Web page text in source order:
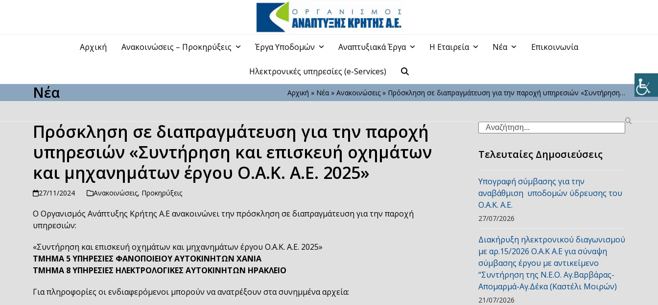
Αρχική
Ανακοινώσεις – Προκηρύξεις Έργα Υποδομών Αναπτυξιακά Έργα Η Εταιρεία Νέα Επικοινωνία
Ηλεκτρονικές υπηρεσίες (e-Services)
Νέα Αρχική » Νέα» Ανακοινώσεις» Πρόσκληση σε διαπραγμάτευση για την παροχή υπηρεσιών «Συντήρηση…
Πρόσκληση σε διαπραγμάτευση για την παροχή
υπηρεσιών «Συντήρηση και επισκευή οχημάτων
και μηχανημάτων έργου Ο.Α.Κ. Α.Ε. 2025»
27/11/2024 Ανακοινώσεις, Προκηρύξεις
Ο Οργανισμός Ανάπτυξης Κρήτης Α.Ε ανακοινώνει την πρόσκληση σε διαπραγμάτευση για την παροχή
υπηρεσιών:
«Συντήρηση και επισκευή οχημάτων και μηχανημάτων έργου Ο.Α.Κ. Α.Ε. 2025»
ΤΜΗΜΑ 5 ΥΠΗΡΕΣΙΕΣ ΦΑΝΟΠΟΙΕΙΟΥ ΑΥΤΟΚΙΝΗΤΩΝ ΧΑΝΙΑ
ΤΜΗΜΑ 8 ΥΠΗΡΕΣΙΕΣ ΗΛΕΚΤΡΟΛΟΓΙΚΕΣ ΑΥΤΟΚΙΝΗΤΩΝ ΗΡΑΚΛΕΙΟ
Για πληροφορίες οι ενδιαφερόμενοι μπορούν να ανατρέξουν στα συνημμένα αρχεία:
Search
Τελευταίες Δημοσιεύσεις
Υπογραφή σύμβασης για την
αναβάθμιση υποδομών ύδρευσης του
Ο.Α.Κ. Α.Ε.
27/07/2026
Διακήρυξη ηλεκτρονικού διαγωνισμού
με αρ.15/2026 Ο.Α.Κ Α.Ε για σύναψη
σύμβασης έργου με αντικείμενο
“Συντήρηση της Ν.Ε.Ο. Αγ.Βαρβάρας-
Απομαρμά-Αγ.Δέκα (Καστέλι Μοιρών)
21/07/2026